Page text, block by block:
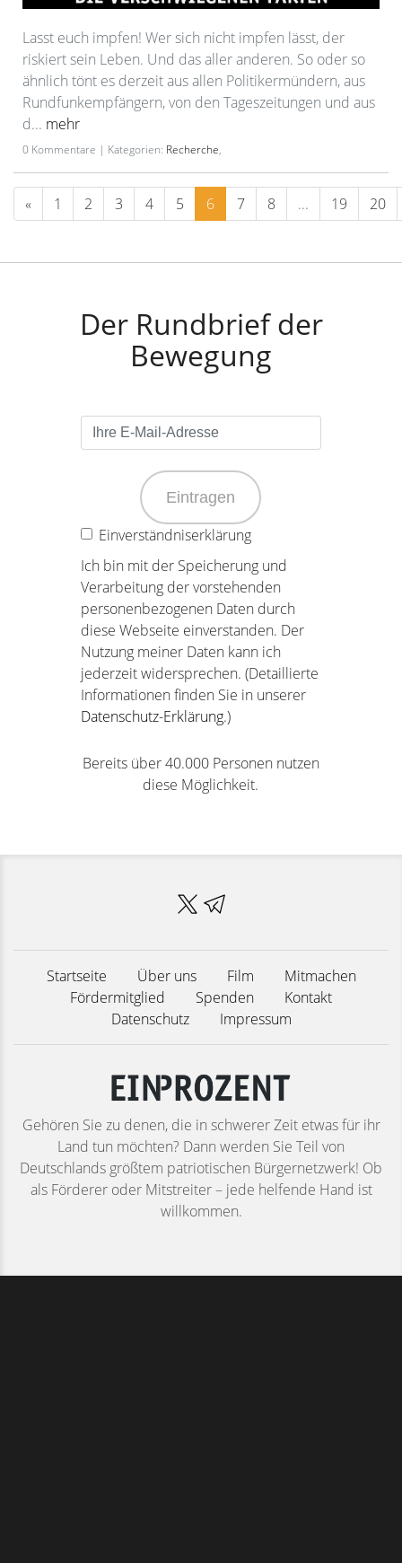
Lasst euch impfen! Wer sich nicht impfen lässt, der
riskiert sein Leben. Und das aller anderen. So oder so
ähnlich tönt es derzeit aus allen Politikermündern, aus
Rundfunkempfängern, von den Tageszeitungen und aus
d... mehr
0 Kommentare | Kategorien: Recherche,
« 1 2 3 4 5 6 7 8 ... 19 20
Der Rundbrief der
Bewegung
Eintragen
Einverständniserklärung
Ich bin mit der Speicherung und
Verarbeitung der vorstehenden
personenbezogenen Daten durch
diese Webseite einverstanden. Der
Nutzung meiner Daten kann ich
jederzeit widersprechen. (Detaillierte
Informationen finden Sie in unserer
Datenschutz-Erklärung.)
Bereits über 40.000 Personen nutzen
diese Möglichkeit.
Startseite Über uns Film
Mitmachen
Fördermitglied
Spenden
Kontakt
Datenschutz
Impressum
Gehören Sie zu denen, die in schwerer Zeit etwas für ihr
Land tun möchten? Dann werden Sie Teil von
Deutschlands größtem patriotischen Bürgernetzwerk! Ob
als Förderer oder Mitstreiter – jede helfende Hand ist
willkommen.